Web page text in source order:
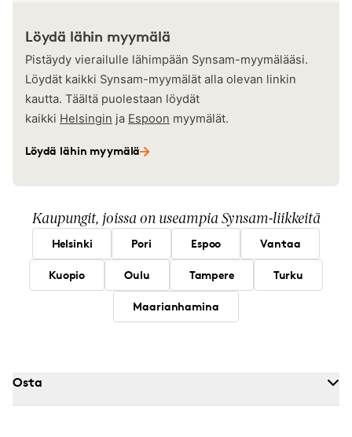
Löydä lähin myymälä
Pistäydy vierailulle lähimpään Synsam-myymälääsi.
Löydät kaikki Synsam-myymälät alla olevan linkin
kautta. Täältä puolestaan löydät
kaikki Helsingin ja Espoon myymälät.
Löydä lähin myymälä
Kaupungit, joissa on useampia Synsam-liikkeitä
Helsinki Pori Espoo Vantaa
Kuopio Oulu Tampere Turku
Maarianhamina
Osta